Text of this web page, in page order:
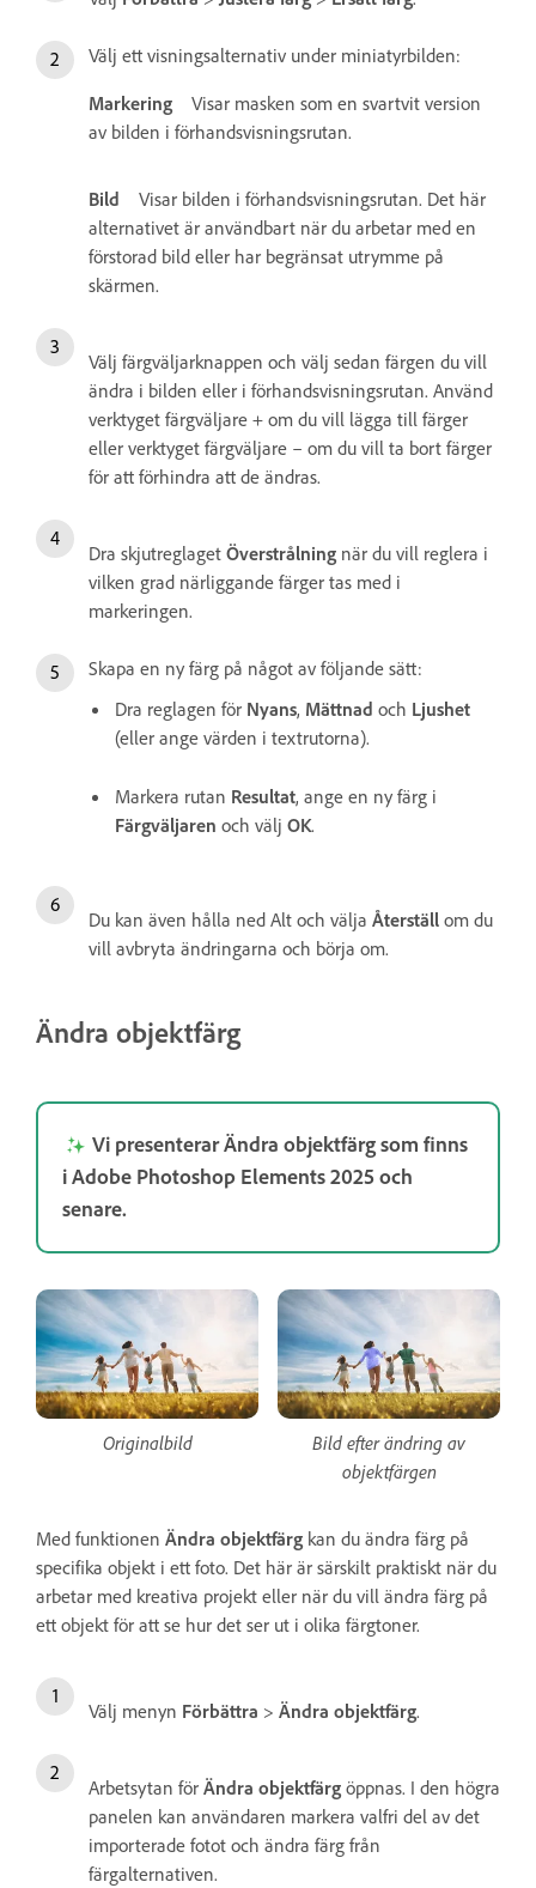
Välj ett visningsalternativ under miniatyrbilden:
Markering
Visar masken som en svartvit version
av bilden i förhandsvisningsrutan.
Bild
Visar bilden i förhandsvisningsrutan. Det här
alternativet är användbart när du arbetar med en
förstorad bild eller har begränsat utrymme på
skärmen.
Välj färgväljarknappen och välj sedan färgen du vill
ändra i bilden eller i förhandsvisningsrutan. Använd
verktyget färgväljare + om du vill lägga till färger
eller verktyget färgväljare – om du vill ta bort färger
för att förhindra att de ändras.
Dra skjutreglaget Överstrålning när du vill reglera i
vilken grad närliggande färger tas med i
markeringen.
Skapa en ny färg på något av följande sätt:
Dra reglagen för Nyans, Mättnad och Ljushet
(eller ange värden i textrutorna).
Markera rutan Resultat, ange en ny färg i
Färgväljaren och välj OK.
Du kan även hålla ned Alt och välja Återställ om du
vill avbryta ändringarna och börja om.
Ändra objektfärg
Vi presenterar Ändra objektfärg som finns
i Adobe Photoshop Elements 2025 och
senare.
Originalbild
Bild efter ändring av
objektfärgen
Med funktionen Ändra objektfärg kan du ändra färg på
specifika objekt i ett foto. Det här är särskilt praktiskt när du
arbetar med kreativa projekt eller när du vill ändra färg på
ett objekt för att se hur det ser ut i olika färgtoner.
Välj menyn Förbättra > Ändra objektfärg.
Arbetsytan för Ändra objektfärg öppnas. I den högra
panelen kan användaren markera valfri del av det
importerade fotot och ändra färg från
färgalternativen.